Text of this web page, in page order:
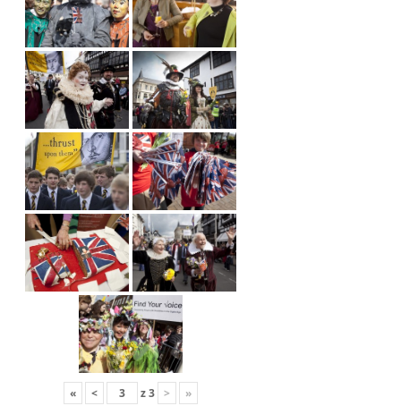
« < z3 > »